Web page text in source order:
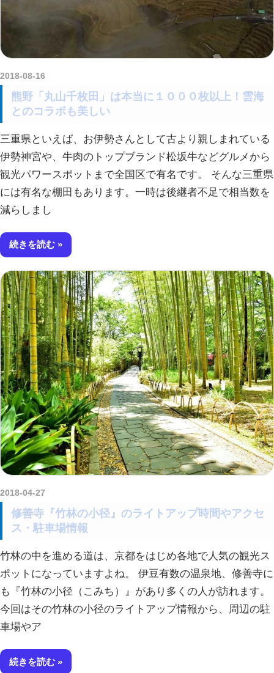
2018-08-16
熊野「丸山千枚田」は本当に１０００枚以上！雲海
とのコラボも美しい
三重県といえば、お伊勢さんとして古より親しまれている
伊勢神宮や、牛肉のトップブランド松坂牛などグルメから
観光パワースポットまで全国区で有名です。 そんな三重県
には有名な棚田もあります。一時は後継者不足で相当数を
減らしまし
続きを読む
2018-04-27
修善寺『竹林の小径』のライトアップ時間やアクセ
ス・駐車場情報
竹林の中を進める道は、京都をはじめ各地で人気の観光ス
ポットになっていますよね。 伊豆有数の温泉地、修善寺に
も『竹林の小径（こみち）』があり多くの人が訪れます。
今回はその竹林の小径のライトアップ情報から、周辺の駐
車場やア
続きを読む